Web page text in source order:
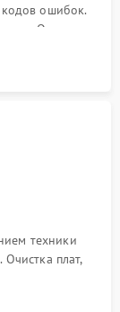
кодов ошибок.
Оценка
без
техники
Очистка плат,
замыканий.